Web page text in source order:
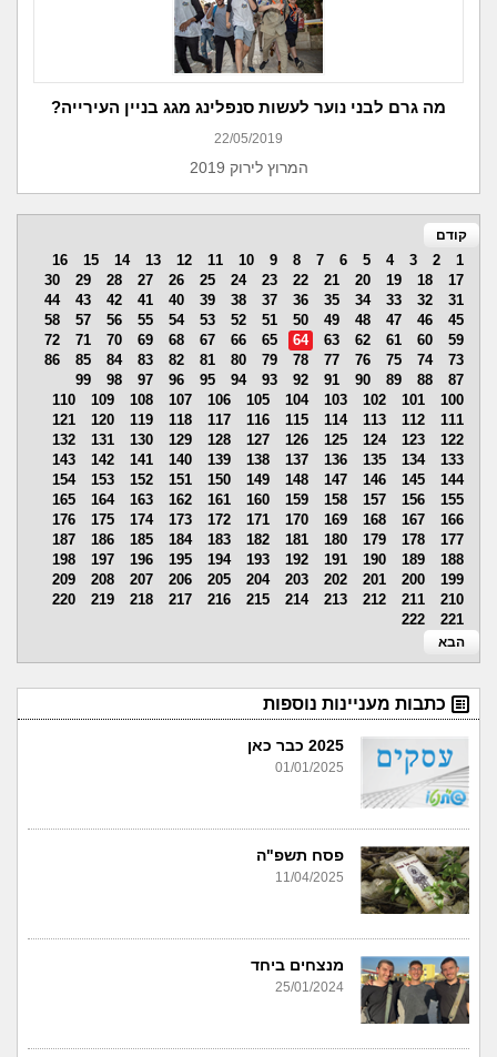
מה גרם לבני נוער לעשות סנפלינג מגג בניין העירייה?
22/05/2019
המרוץ לירוק 2019
קודם
1
2
3
4
5
6
7
8
9
10
11
12
13
14
15
16
17
18
19
20
21
22
23
24
25
26
27
28
29
30
31
32
33
34
35
36
37
38
39
40
41
42
43
44
45
46
47
48
49
50
51
52
53
54
55
56
57
58
59
60
61
62
63
64
65
66
67
68
69
70
71
72
73
74
75
76
77
78
79
80
81
82
83
84
85
86
87
88
89
90
91
92
93
94
95
96
97
98
99
100
101
102
103
104
105
106
107
108
109
110
111
112
113
114
115
116
117
118
119
120
121
122
123
124
125
126
127
128
129
130
131
132
133
134
135
136
137
138
139
140
141
142
143
144
145
146
147
148
149
150
151
152
153
154
155
156
157
158
159
160
161
162
163
164
165
166
167
168
169
170
171
172
173
174
175
176
177
178
179
180
181
182
183
184
185
186
187
188
189
190
191
192
193
194
195
196
197
198
199
200
201
202
203
204
205
206
207
208
209
210
211
212
213
214
215
216
217
218
219
220
221
222
הבא
כתבות מעניינות נוספות
2025 כבר כאן
01/01/2025
פסח תשפ"ה
11/04/2025
מנצחים ביחד
25/01/2024